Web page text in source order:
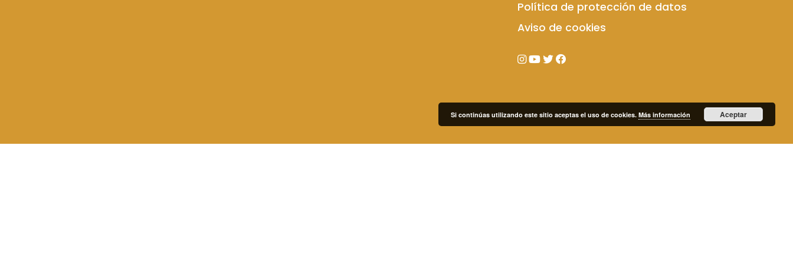
Política de protección de datos
Aviso de cookies
Si continúas utilizando este sitio aceptas el uso de cookies. Más información Aceptar